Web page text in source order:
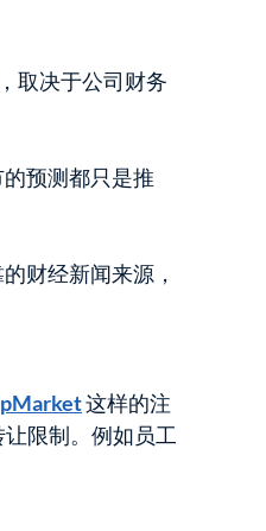
取决于公司财务
预测都只是推
财经新闻来源，
这样的注
限制。例如员工